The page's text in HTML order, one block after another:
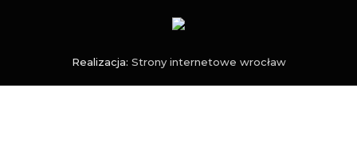
Realizacja: Strony internetowe wrocław